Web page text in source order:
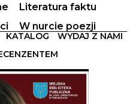
Literatura faktu
W nurcie poezji
KATALOG
WYDAJ Z NAMI